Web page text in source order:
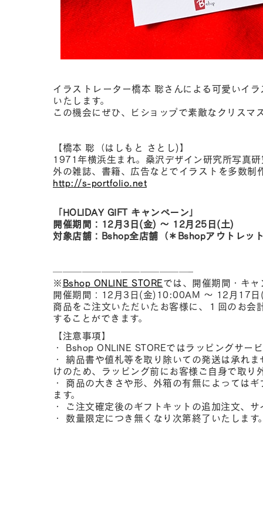
イラストレーター橋本 聡さんによる可愛いイ
いたします。
この機会にぜひ、ビショップで素敵なクリスマ
【橋本 聡（はしもと さとし)】
1971年横浜生まれ。桑沢デザイン研究所写真
外の雑誌、書籍、広告などでイラストを多数制
http://s-portfolio.net
「HOLIDAY GIFT キャンペーン」
開催期間：12月3日(金) ～ 12月25日(土)
対象店舗：Bshop全店舗（＊Bshopアウトレッ
——————————————–
※ Bshop ONLINE STOREでは、開催期間・キ
開催期間：12月3日(金)10:00AM ～ 12月17
商品をご注文いただいたお客様に、１回のお会
することができます。
【注意事項】
・ Bshop ONLINE STOREではラッピングサー
・ 納品書や値札等を取り除いての発送は承れ
けのため、ラッピング前にお客様ご自身で取り
・ 商品の大きさや形、外箱の有無によっては
ます。
・ ご注文確定後のギフトキットの追加注文、
・ 数量限定につき無くなり次第終了いたします